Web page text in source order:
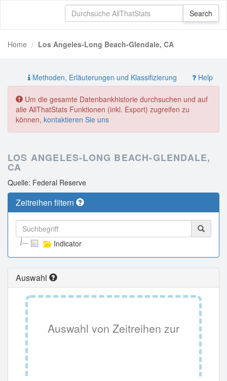
Home Los Angeles-Long Beach-Glendale, CA
Methoden, Erläuterungen und Klassifizierung Help
Um die gesamte Datenbankhistorie durchsuchen und auf
alle AllThatStats Funktionen (inkl. Export) zugreifen zu
können, kontaktieren Sie uns
LOS ANGELES-LONG BEACH-GLENDALE,
CA
Quelle: Federal Reserve
Zeitreihen filtern
Indicator
Auswahl
Auswahl von Zeitreihen zur